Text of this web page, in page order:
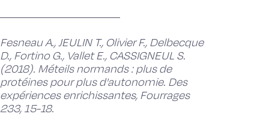
Fesneau A., JEULIN T., Olivier F., Delbecque
D., Fortino G., Vallet E., CASSIGNEUL S.
(2018). Méteils normands : plus de
protéines pour plus d'autonomie. Des
expériences enrichissantes, Fourrages
233, 15-18.